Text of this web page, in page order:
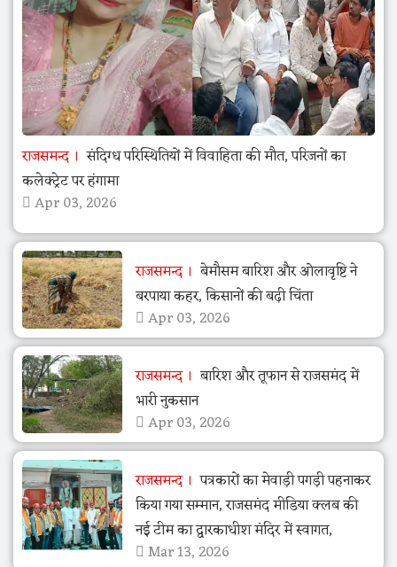
राजसमन्द
संदिग्ध परिस्थितियों में विवाहिता की मौत, परिजनों का
कलेक्ट्रेट पर हंगामा
Apr 03, 2026
राजसमन्द
बेमौसम बारिश और ओलावृष्टि ने
बरपाया कहर, किसानों की बढ़ी चिंता
Apr 03, 2026
राजसमन्द
बारिश और तूफान से राजसमंद में
भारी नुकसान
Apr 03, 2026
राजसमन्द
पत्रकारों का मेवाड़ी पगड़ी पहनाकर
किया गया सम्मान, राजसमंद मीडिया क्लब की
नई टीम का द्वारकाधीश मंदिर में स्वागत,
Mar 13, 2026